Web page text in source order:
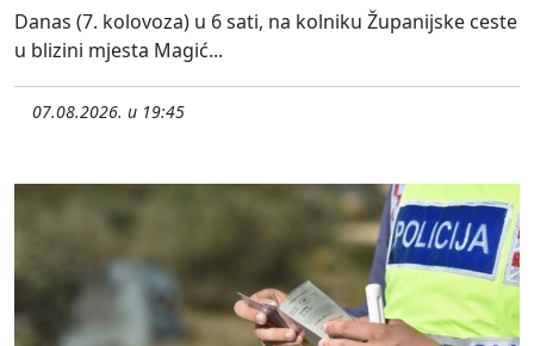
Danas (7. kolovoza) u 6 sati, na kolniku Županijske ceste
u blizini mjesta Magić...
07.08.2026. u 19:45